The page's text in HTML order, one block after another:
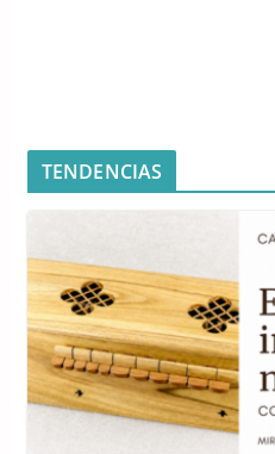
TENDENCIAS